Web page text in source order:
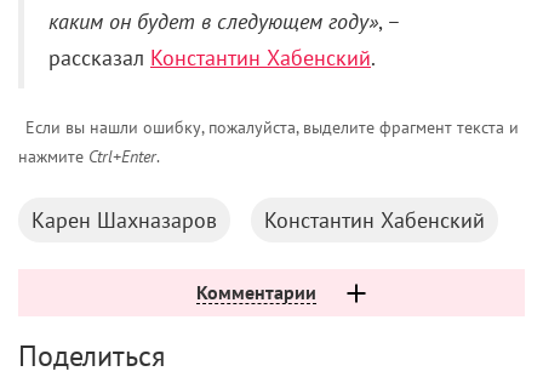
каким он будет в следующем году», –
рассказал Константин Хабенский.
Если вы нашли ошибку, пожалуйста, выделите фрагмент текста и
нажмите Ctrl+Enter.
Карен Шахназаров Константин Хабенский
Комментарии
Поделиться